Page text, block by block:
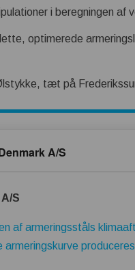
i beregningen af
optimerede
tæt på
A/S
S
af armeringsståls